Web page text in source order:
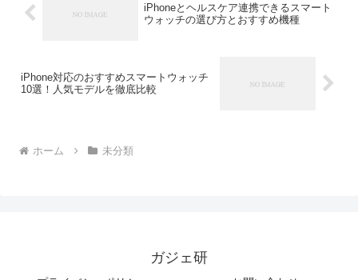
iPhoneとヘルスケア連携できるスマート
ウォッチの選び方とおすすめ機種
iPhone対応のおすすめスマートウォッチ
10選！人気モデルを徹底比較
ホーム 未分類
ガジェ研